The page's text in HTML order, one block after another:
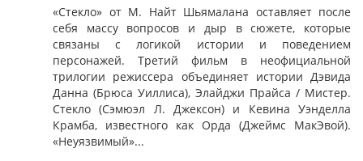
«Стекло» от М. Найт Шьямалана оставляет после
себя массу вопросов и дыр в сюжете, которые
связаны с логикой истории и поведением
персонажей. Третий фильм в неофициальной
трилогии режиссера объединяет истории Дэвида
Данна (Брюса Уиллиса), Элайджи Прайса / Мистер.
Стекло (Сэмюэл Л. Джексон) и Кевина Уэнделла
Крамба, известного как Орда (Джеймс МакЭвой).
«Неуязвимый»...